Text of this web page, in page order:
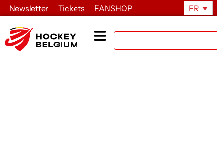
Newsletter Tickets FANSHOP FR